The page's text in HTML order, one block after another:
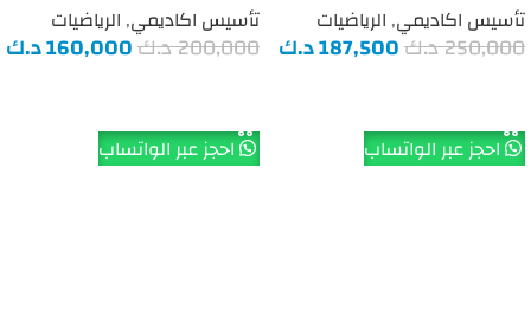
تأسيس اكاديمي, الرياضيات
250,000د.ك187,500د.ك
احجز عبر الواتساب
تأسيس اكاديمي, الرياضيات
200,000د.ك160,000د.ك
احجز عبر الواتساب